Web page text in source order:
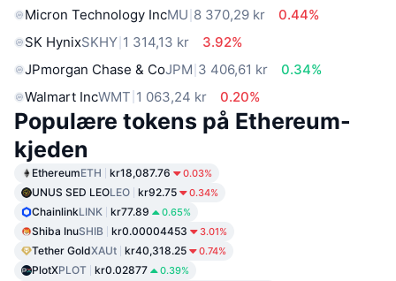
Micron Technology IncMU 8 370,29 kr
0.44%
SK HynixSKHY 1 314,13 kr
3.92%
JPmorgan Chase & CoJPM 3 406,61 kr
0.34%
Walmart IncWMT 1 063,24 kr 0.20%
Populære tokens på Ethereum-
kjeden
EthereumETH kr18,087.76 0.03%
UNUS SED LEOLEO kr92.75 0.34%
ChainlinkLINK kr77.89 0.65%
Shiba InuSHIB kr0.00004453 3.01%
Tether GoldXAUt kr40,318.25 0.74%
PlotXPLOT kr0.02877 0.39%